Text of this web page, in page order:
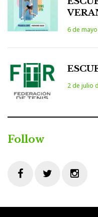
6 de
2 de julio
Follow